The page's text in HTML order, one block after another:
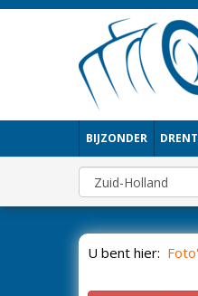
BIJZONDER
U bent hier: